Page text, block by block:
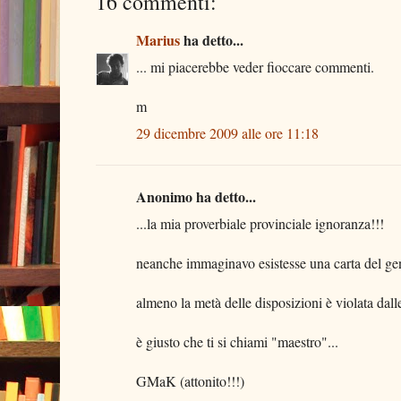
Mariusha detto...
... mi piacerebbe veder fioccare commenti.
m
29 dicembre 2009 alle ore 11:18
Anonimo ha detto...
...la mia proverbiale provinciale ignoranza!!!
neanche immaginavo esistesse una carta del
almeno la metà delle disposizioni è violata
è giusto che ti si chiami "maestro"...
GMaK (attonito!!!)